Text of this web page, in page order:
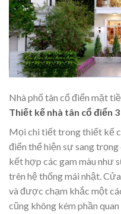
Nhà phố tân cổ điển mặt
Thiết kế nhà tân cổ điển
Mọi chi tiết trong thiết kế
điển thể hiện sự sang
kết hợp các gam màu như
trên hệ thống mái nhật.
và được chạm khắc một
cũng không kém phần